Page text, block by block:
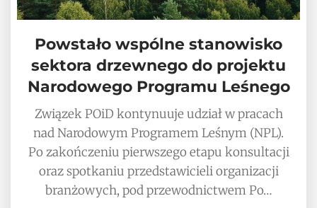
Powstało wspólne stanowisko
sektora drzewnego do projektu
Narodowego Programu Leśnego
Związek POiD kontynuuje udział w pracach
nad Narodowym Programem Leśnym (NPL).
Po zakończeniu pierwszego etapu konsultacji
oraz spotkaniu przedstawicieli organizacji
branżowych, pod przewodnictwem Po…